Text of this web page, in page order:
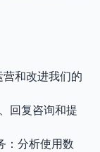
和改进我们的
回复咨询和提
：分析使用数